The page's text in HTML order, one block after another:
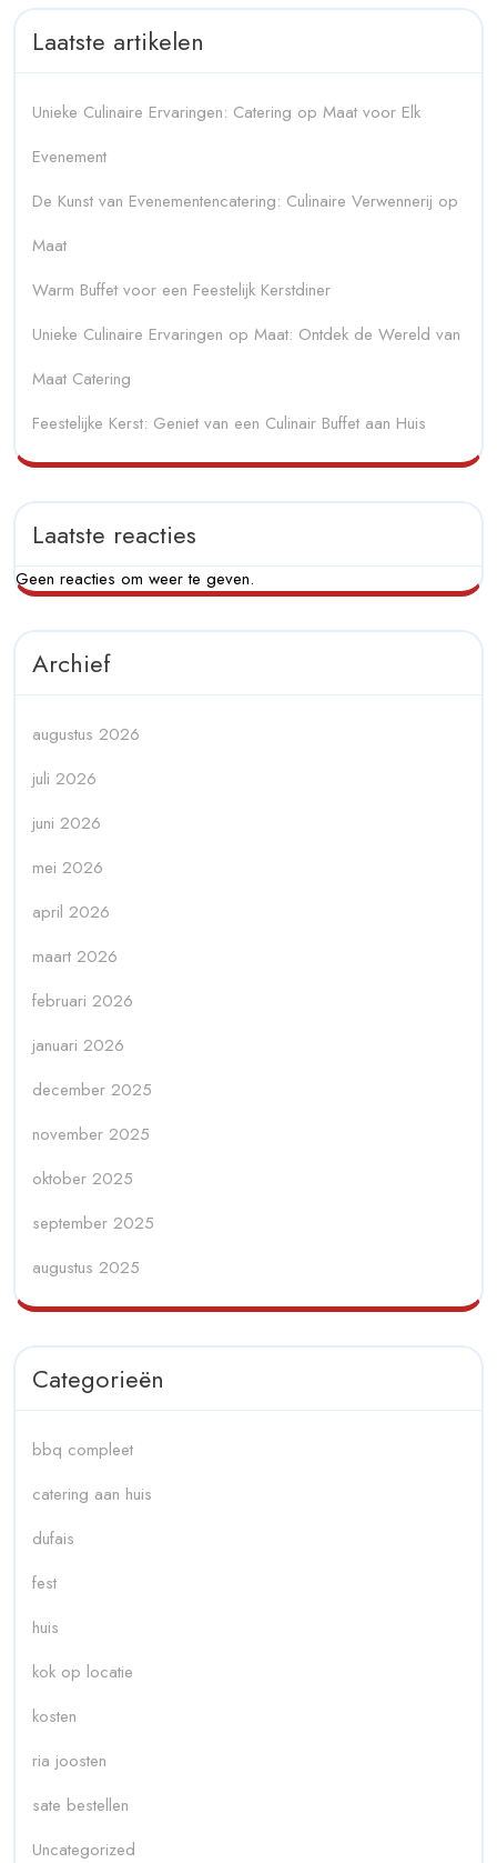
Laatste artikelen
Unieke Culinaire Ervaringen: Catering op Maat voor Elk
Evenement
De Kunst van Evenementencatering: Culinaire Verwennerij op
Maat
Warm Buffet voor een Feestelijk Kerstdiner
Unieke Culinaire Ervaringen op Maat: Ontdek de Wereld van
Maat Catering
Feestelijke Kerst: Geniet van een Culinair Buffet aan Huis
Laatste reacties
Geen reacties om weer te geven.
Archief
augustus 2026
juli 2026
juni 2026
mei 2026
april 2026
maart 2026
februari 2026
januari 2026
december 2025
november 2025
oktober 2025
september 2025
augustus 2025
Categorieën
bbq compleet
catering aan huis
dufais
fest
huis
kok op locatie
kosten
ria joosten
sate bestellen
Uncategorized